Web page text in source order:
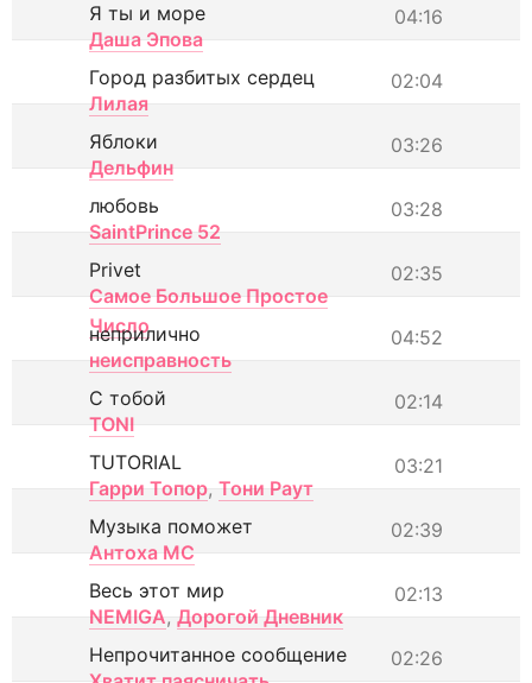
04:16
Я ты и море
Даша Эпова
02:04
Город разбитых сердец
Лилая
03:26
Яблоки
Дельфин
03:28
любовь
SaintPrince 52
02:35
Privet
Самое Большое Простое
Число
04:52
неприлично
неисправность
02:14
С тобой
TONI
03:21
TUTORIAL
Гарри Топор, Тони Раут
02:39
Музыка поможет
Антоха МС
02:13
Весь этот мир
NEMIGA, Дорогой Дневник
02:26
Непрочитанное сообщение